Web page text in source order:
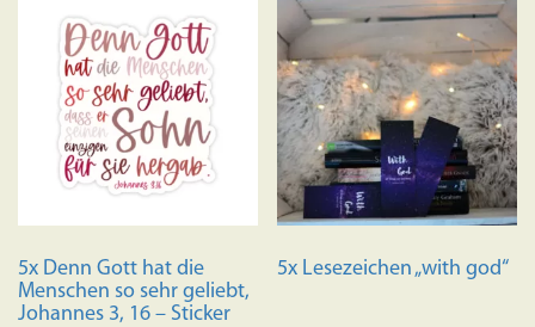
5x Denn Gott hat die
Menschen so sehr geliebt,
Johannes 3, 16 – Sticker
5x Lesezeichen „with god“